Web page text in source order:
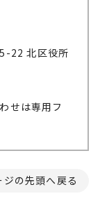
22 北区役所
せは専用フ
ジの先頭へ戻る